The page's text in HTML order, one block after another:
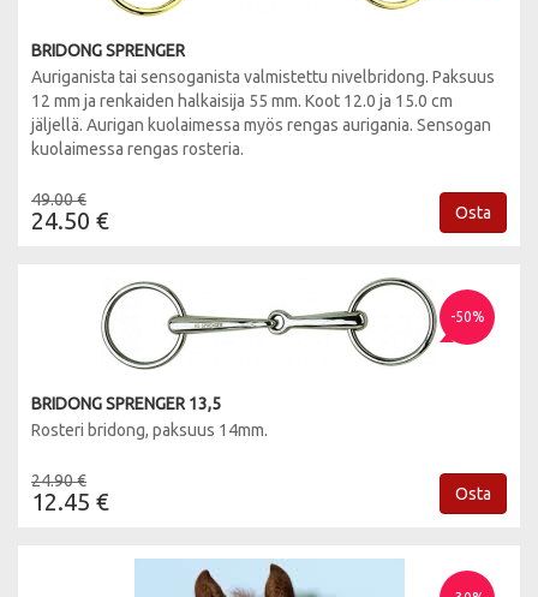
BRIDONG SPRENGER
Auriganista tai sensoganista valmistettu nivelbridong. Paksuus
12 mm ja renkaiden halkaisija 55 mm. Koot 12.0 ja 15.0 cm
jäljellä. Aurigan kuolaimessa myös rengas aurigania. Sensogan
kuolaimessa rengas rosteria.
49.00 €
24.50 € Osta
-50%
BRIDONG SPRENGER 13,5
Rosteri bridong, paksuus 14mm.
24.90 €
12.45 € Osta